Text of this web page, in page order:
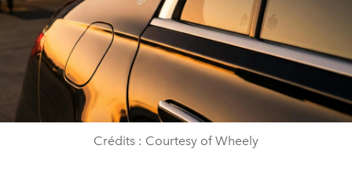
Crédits : Courtesy of Wheely